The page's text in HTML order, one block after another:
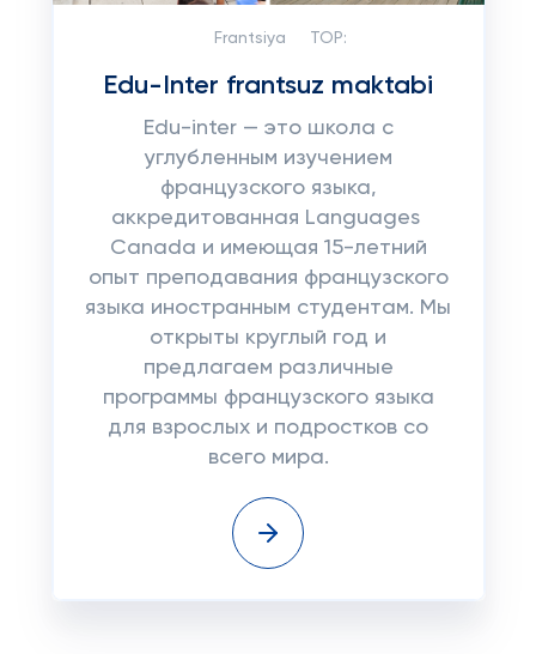
Frantsiya TOP:
Edu-Inter frantsuz maktabi
Edu-inter — это школа с
углубленным изучением
французского языка,
аккредитованная Languages ​​
Canada и имеющая 15-летний
опыт преподавания французского
языка иностранным студентам. Мы
открыты круглый год и
предлагаем различные
программы французского языка
для взрослых и подростков со
всего мира.